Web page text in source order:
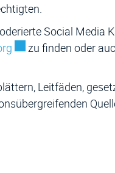
Social Media
Externer Link wird in
zu finden oder
wird in einem neuen
geöffnet.Leitfäden,